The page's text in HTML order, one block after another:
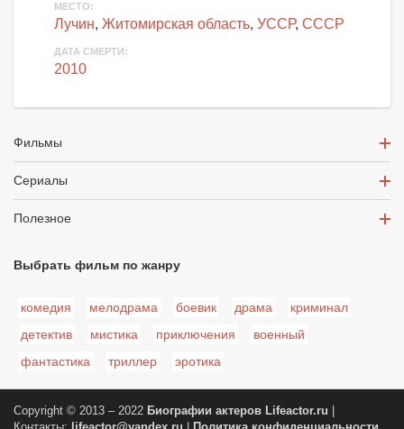
МЕСТО:
Лучин, Житомирская область, УССР, СССР
ДАТА СМЕРТИ:
2010
Фильмы
Сериалы
Полезное
Выбрать фильм по жанру
комедия мелодрама боевик драма
криминал
детектив
мистика приключения
военный
фантастика
триллер эротика
Copyright © 2013 – 2022 Биографии актеров Lifeactor.ru